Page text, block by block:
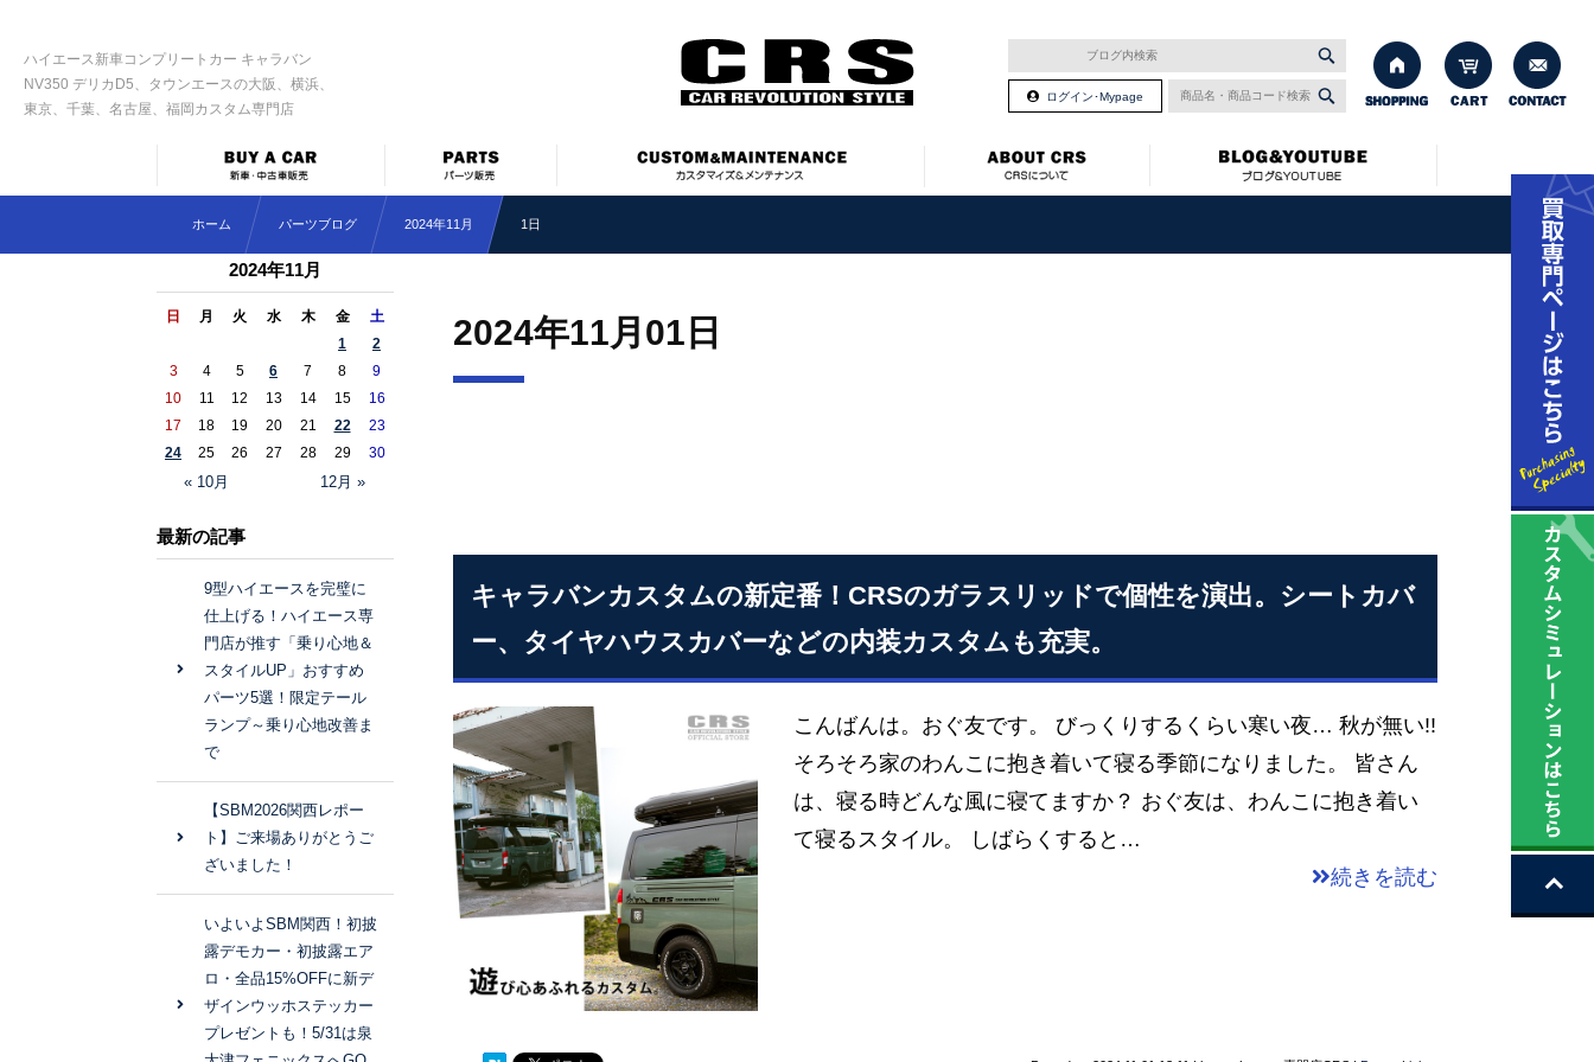
ハイエース新車コンプリートカー キャラバン
NV350 デリカD5、タウンエースの大阪、横浜、
東京、千葉、名古屋、福岡カスタム専門店
ログイン･Mypage
ホーム パーツブログ 2024年11月 1日
2024年11月01日
キャラバンカスタムの新定番！CRSのガラスリッドで個性を演出。シートカバ
ー、タイヤハウスカバーなどの内装カスタムも充実。
こんばんは。おぐ友です。 びっくりするくらい寒い夜… 秋が無い!!
そろそろ家のわんこに抱き着いて寝る季節になりました。 皆さん
は、寝る時どんな風に寝てますか？ おぐ友は、わんこに抱き着い
て寝るスタイル。 しばらくすると…
続きを読む
2024年11月
日 月 火 水 木 金 土
« 10月 12月 »
1
2
3
4 5 6 7 8
9
10
11 12 13 14 15
16
17
18 19 20 21 22
23
24
25 26 27 28 29 30
最新の記事
9型ハイエースを完璧に
仕上げる！ハイエース専
門店が推す「乗り心地＆
スタイルUP」おすすめ
パーツ5選！限定テール
ランプ～乗り心地改善ま
で
【SBM2026関西レポー
ト】ご来場ありがとうご
ざいました！
いよいよSBM関西！初披
露デモカー・初披露エア
ロ・全品15%OFFに新デ
ザインウッホステッカー
プレゼントも！5/31は泉